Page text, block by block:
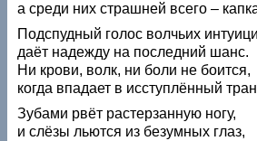
а среди них страшней всего –
Подспудный голос волчьих
даёт надежду на последний шанс.
Ни крови, волк, ни боли не боится,
когда впадает в исступлённый
Зубами рвёт растерзанную ногу,
и слёзы льются из безумных глаз,